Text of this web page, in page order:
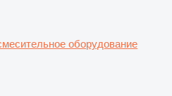
оборудование